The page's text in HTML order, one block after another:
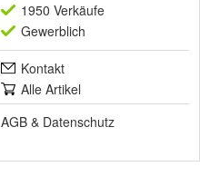
1950 Verkäufe
Gewerblich
Kontakt
Alle Artikel
AGB & Datenschutz